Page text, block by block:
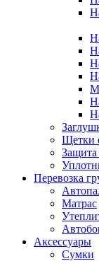
Щетки
Защита
Перевозка
Матрас
Аксессуары
Сумки